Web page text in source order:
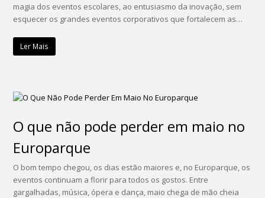
magia dos eventos escolares, ao entusiasmo da inovação, sem
esquecer os grandes eventos corporativos que fortalecem as…
Ler Mais
O que não pode perder em maio no
Europarque
O bom tempo chegou, os dias estão maiores e, no Europarque, os
eventos continuam a florir para todos os gostos. Entre
gargalhadas, música, ópera e dança, maio chega de mão cheia